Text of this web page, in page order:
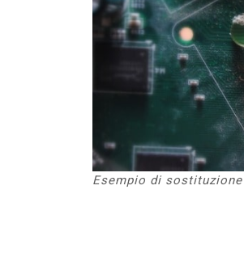
Esempio di